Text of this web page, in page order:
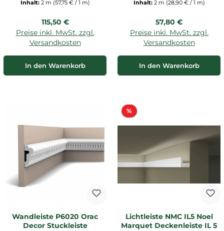
Inhalt: 2 m (57,75 € / 1 m)
Regulärer Preis:
115,50 €
Preise inkl. MwSt. zzgl.
Versandkosten
In den Warenkorb
Inhalt: 2 m (28,90 € / 1 m)
Regulärer Preis:
57,80 €
Preise inkl. MwSt. zzgl.
Versandkosten
In den Warenkorb
Wandleiste P6020 Orac
Decor Stuckleiste
%Rabatt
Lichtleiste NMC IL5 Noel
Marquet Deckenleiste IL 5